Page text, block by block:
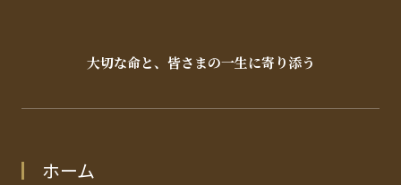
大切な命と、皆さまの一生に寄り添う
ホーム